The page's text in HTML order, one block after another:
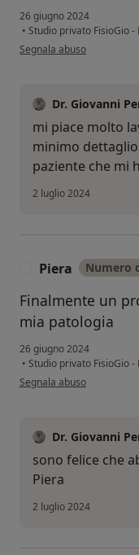
26 giugno 2024
• Studio privato FisioGio
secondo l'opinione
Segnala abuso
Dr. Giovanni
mi piace molto
minimo
paziente che mi
2 luglio 2024
Piera Numero
Finalmente un
mia patologia
26 giugno 2024
• Studio privato FisioGio
secondo l'opinione
Segnala abuso
Dr. Giovanni
sono felice che
Piera
2 luglio 2024